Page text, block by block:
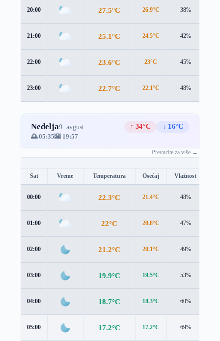
20:00 27.5°C 26.9°C 38%
21:00 25.1°C 24.5°C 42%
22:00 23.6°C 23°C 45%
23:00 22.7°C 22.1°C 48%
Nedelja9. avgust ↑ 34°C
↓ 16°C
🌅 05:35🌇 19:57
Prevucite za više →
Sat Vreme Temperatura Osećaj Vlažnost
00:00 22.3°C 21.4°C 48%
01:00 22°C 20.8°C 47%
02:00 21.2°C 20.1°C 49%
03:00 19.9°C 19.5°C 53%
04:00 18.7°C 18.3°C 60%
05:00 17.2°C 17.2°C 69%